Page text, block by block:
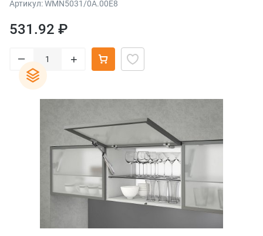
Артикул: WMN5031/0A.00E8
531.92 ₽
– +